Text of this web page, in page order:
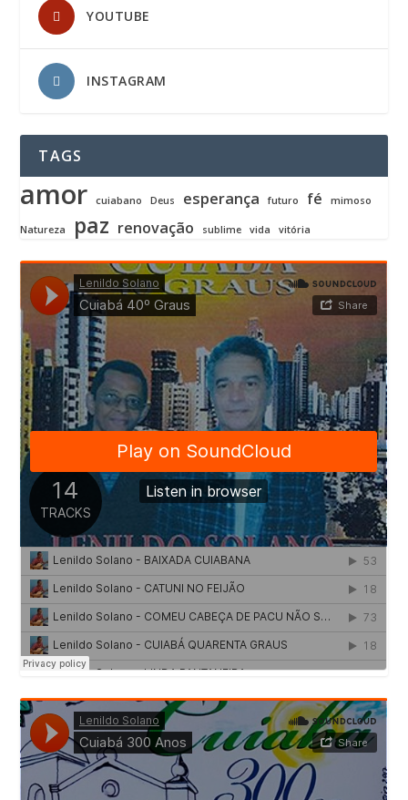
YOUTUBE
INSTAGRAM
TAGS
amor cuiabano Deus esperança futuro fé mimoso
Natureza paz renovação sublime vida vitória